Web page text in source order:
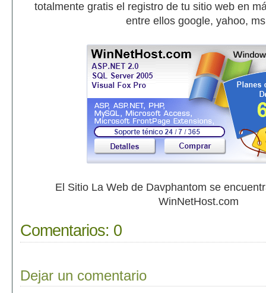
totalmente gratis el registro de tu sitio web en
entre ellos google, yahoo,
El Sitio La Web de Davphantom se
WinNetHost.com
Comentarios: 0
Dejar un comentario